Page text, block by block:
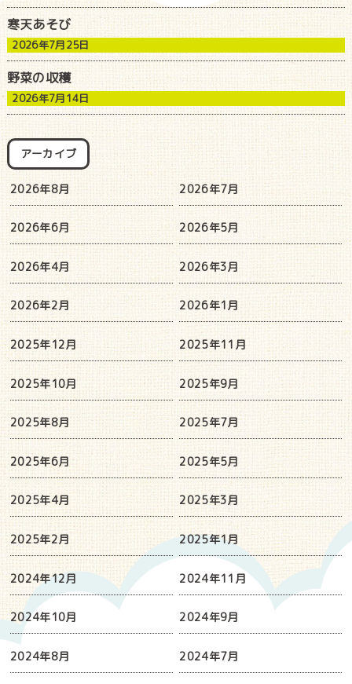
寒天あそび
2026年7月25日
野菜の収穫
2026年7月14日
アーカイブ
2026年8月 2026年7月
2026年6月 2026年5月
2026年4月 2026年3月
2026年2月 2026年1月
2025年12月 2025年11月
2025年10月 2025年9月
2025年8月 2025年7月
2025年6月 2025年5月
2025年4月 2025年3月
2025年2月 2025年1月
2024年12月 2024年11月
2024年10月 2024年9月
2024年8月 2024年7月